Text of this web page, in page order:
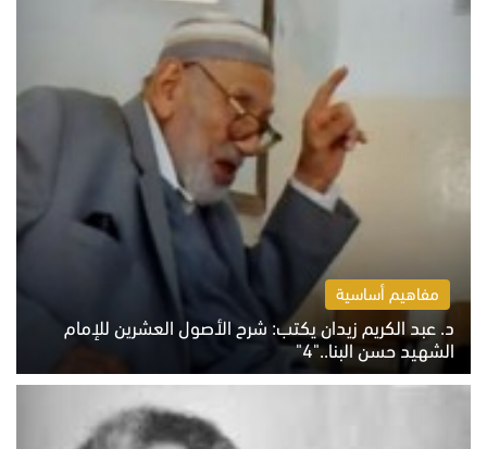
مفاهيم أساسية
د. عبد الكريم زيدان يكتب: شرح الأصول العشرين للإمام
الشهيد حسن البنا.."4"
الخميس 6 أغسطس 2026 10:27 ص